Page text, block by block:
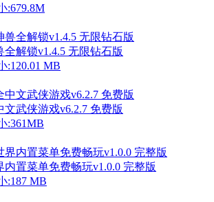
:679.8M
全解锁v1.4.5 无限钻石版
:120.01 MB
文武侠游戏v6.2.7 免费版
:361MB
内置菜单免费畅玩v1.0.0 完整版
:187 MB